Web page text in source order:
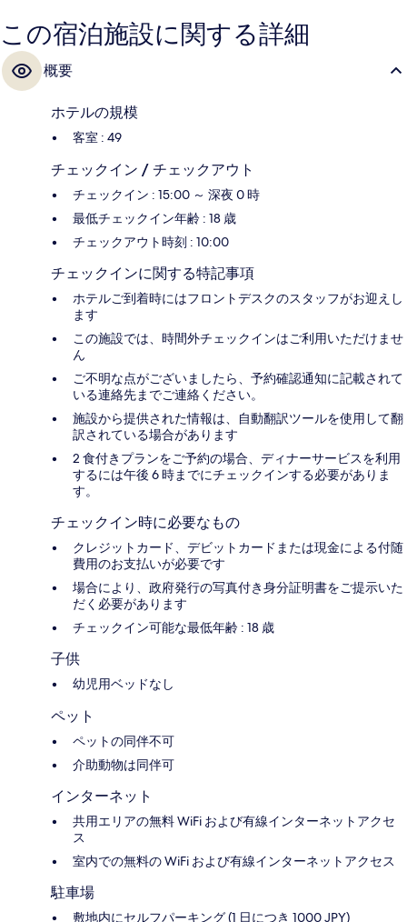
この宿泊施設に関する詳細
概要
ホテルの規模
客室 : 49
チェックイン / チェックアウト
チェックイン : 15:00 ～ 深夜 0 時
最低チェックイン年齢 : 18 歳
チェックアウト時刻 : 10:00
チェックインに関する特記事項
ホテルご到着時にはフロントデスクのスタッフがお迎えし
ます
この施設では、時間外チェックインはご利用いただけませ
ん
ご不明な点がございましたら、予約確認通知に記載されて
いる連絡先までご連絡ください。
施設から提供された情報は、自動翻訳ツールを使用して翻
訳されている場合があります
2 食付きプランをご予約の場合、ディナーサービスを利用
するには午後 6 時までにチェックインする必要がありま
す。
チェックイン時に必要なもの
クレジットカード、デビットカードまたは現金による付随
費用のお支払いが必要です
場合により、政府発行の写真付き身分証明書をご提示いた
だく必要があります
チェックイン可能な最低年齢 : 18 歳
子供
幼児用ベッドなし
ペット
ペットの同伴不可
介助動物は同伴可
インターネット
共用エリアの無料 WiFi および有線インターネットアクセ
ス
室内での無料の WiFi および有線インターネットアクセス
駐車場
敷地内にセルフパーキング (1 日につき 1000 JPY)